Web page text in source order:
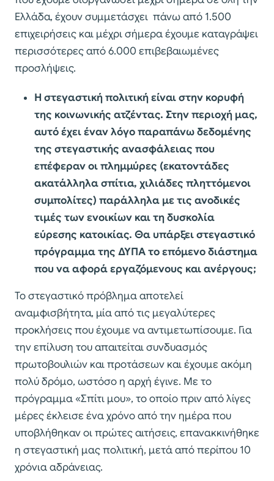
Ελλάδα, έχουν συμμετάσχει πάνω από 1.500
επιχειρήσεις και μέχρι σήμερα έχουμε καταγράψει
περισσότερες από 6.000 επιβεβαιωμένες
προσλήψεις.
Η στεγαστική πολιτική είναι στην κορυφή
της κοινωνικής ατζέντας. Στην περιοχή μας,
αυτό έχει έναν λόγο παραπάνω δεδομένης
της στεγαστικής ανασφάλειας που
επέφεραν οι πλημμύρες (εκατοντάδες
ακατάλληλα σπίτια, χιλιάδες πληττόμενοι
συμπολίτες) παράλληλα με τις ανοδικές
τιμές των ενοικίων και τη δυσκολία
εύρεσης κατοικίας. Θα υπάρξει στεγαστικό
πρόγραμμα της ΔΥΠΑ το επόμενο διάστημα
που να αφορά εργαζόμενους και ανέργους;
Το στεγαστικό πρόβλημα αποτελεί
αναμφισβήτητα, μία από τις μεγαλύτερες
προκλήσεις που έχουμε να αντιμετωπίσουμε. Για
την επίλυση του απαιτείται συνδυασμός
πρωτοβουλιών και προτάσεων και έχουμε ακόμη
πολύ δρόμο, ωστόσο η αρχή έγινε. Με το
πρόγραμμα «Σπίτι μου», το οποίο πριν από λίγες
μέρες έκλεισε ένα χρόνο από την ημέρα που
υποβλήθηκαν οι πρώτες αιτήσεις, επανακκινήθηκε
η στεγαστική μας πολιτική, μετά από περίπου 10
χρόνια αδράνειας.